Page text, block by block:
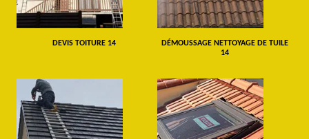
DEVIS TOITURE 14
DÉMOUSSAGE NETTOYAGE DE TUILE
14